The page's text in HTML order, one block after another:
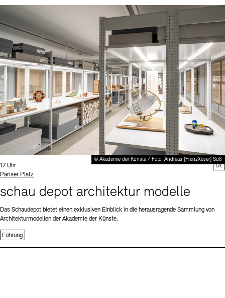
© Akademie der Künste / Foto: Andreas [FranzXaver] Süß
Uhrzeit:
17 Uhr
Standort
Pariser Platz
schau depot architektur modelle
Das Schaudepot bietet einen exklusiven Einblick in die herausragende Sammlung von
Architekturmodellen der Akademie der Künste.
Führung
DE